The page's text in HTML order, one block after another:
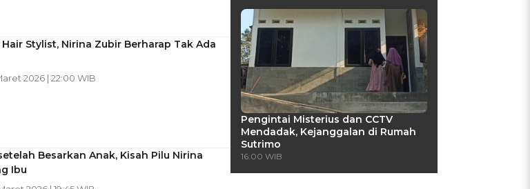
Stylist, Nirina Zubir Berharap Tak Ada
2026 | 22:00 WIB
Besarkan Anak, Kisah Pilu Nirina
Ibu
Pengintai Misterius dan CCTV
Mendadak, Kejanggalan di Rumah
Sutrimo
16:00 WIB